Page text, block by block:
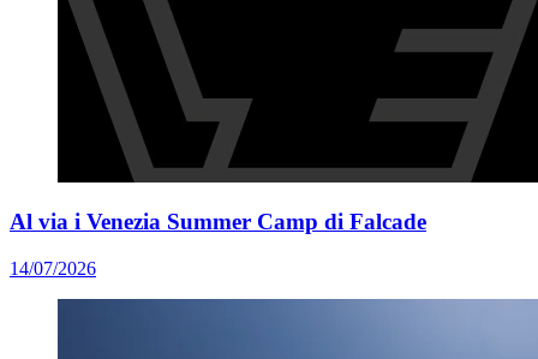
Al via i Venezia Summer Camp di Falcade
14/07/2026